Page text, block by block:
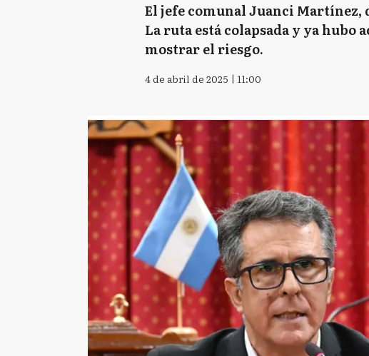
El jefe comunal Juanci
La ruta está colapsada y ya hubo
mostrar el riesgo.
4 de abril de 2025 | 11:00